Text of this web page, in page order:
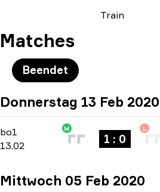
Train
Matches
Beendet
Donnerstag 13 Feb 2020
bo1 North America Open Qualifier 4
13.02
W
1 : 0
L
Mittwoch 05 Feb 2020